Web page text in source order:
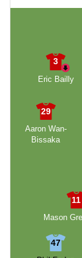
3
Eric Bailly
29
Aaron Wan-
Bissaka
11
Mason
47